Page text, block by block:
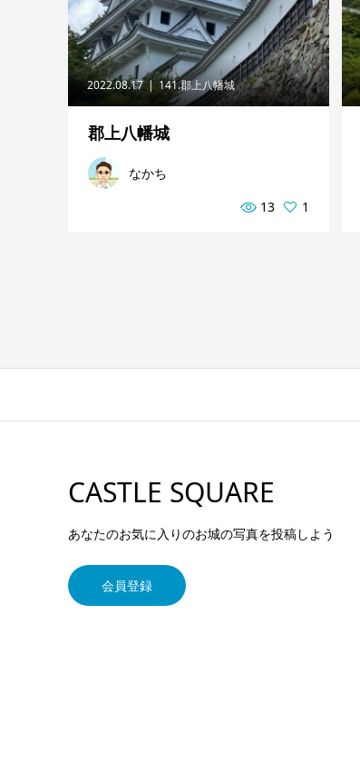
2022.08.17 141.郡上八幡城
郡上八幡城
なかち
13
1
CASTLE SQUARE
あなたのお気に入りのお城の写真を投稿しよう
会員登録